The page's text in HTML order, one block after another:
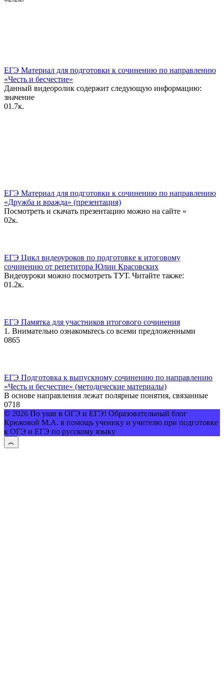
ЕГЭ Материал для подготовки к сочинению по направлению
«Честь и бесчестие»
Данный видеоролик содержит следующую информацию:
значение
01.7к.
ЕГЭ Материал для подготовки к сочинению по направлению
«Дружба и вражда» (презентация)
Посмотреть и скачать презентацию можно на сайте «
02к.
ЕГЭ Цикл видеоуроков по подготовке к итоговому
сочинению от репетитора Юлии Красовских
Видеоуроки можно посмотреть ТУТ. Читайте также:
01.2к.
ЕГЭ Памятка для участников итогового сочинения
1. Внимательно ознакомьтесь со всеми предложенными
0865
ЕГЭ Подготовка к выпускному сочинению по направлению
«Честь и бесчестие» (методические материалы)
В основе направления лежат полярные понятия, связанные
0718
© 2026 По уши в ОГЭ и ЕГЭ! Образовательный блог
Крюковой М.А. в помощь ученику и учителю при подготовке
к ОГЭ и ЕГЭ по русскому языку